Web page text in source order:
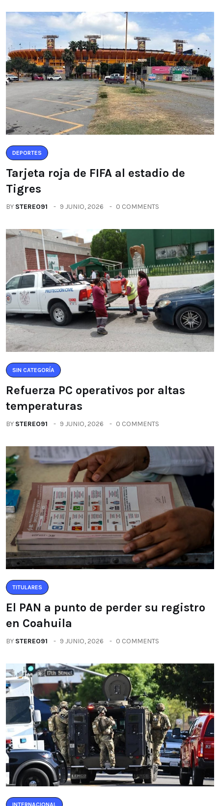
DEPORTES
Tarjeta roja de FIFA al estadio de
Tigres
BY STEREO91 9 JUNIO, 2026 0 COMMENTS
SIN CATEGORÍA
Refuerza PC operativos por altas
temperaturas
BY STEREO91 9 JUNIO, 2026 0 COMMENTS
TITULARES
El PAN a punto de perder su registro
en Coahuila
BY STEREO91 9 JUNIO, 2026 0 COMMENTS
INTERNACIONAL